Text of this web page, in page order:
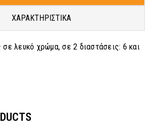
ΧΑΡΑΚΤΗΡΙΣΤΙΚΑ
σε λευκό χρώμα, σε 2 διαστάσεις: 6 και